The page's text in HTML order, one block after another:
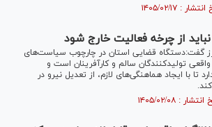
از چرخه فعالیت خارج شود
گفت:دستگاه قضایی استان در چارچوب سیاست‌های
تولیدکنندگان سالم و کارآفرینان است و
تا با ایجاد هماهنگی‌های لازم، از تعدیل نیرو در